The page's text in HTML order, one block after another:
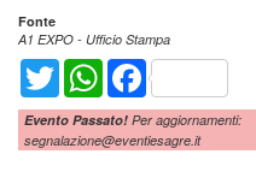
Fonte
A1 EXPO - Ufficio Stampa
Twitter WhatsAppFacebook
Evento Passato! Per aggiornamenti:
segnalazione@eventiesagre.it